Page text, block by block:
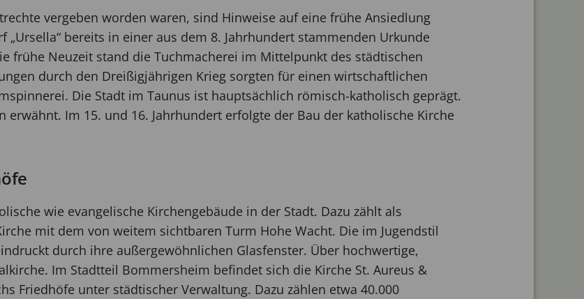
vergeben worden waren, sind Hinweise auf eine frühe Ansiedlung
bereits in einer aus dem 8. Jahrhundert stammenden Urkunde
frühe Neuzeit stand die Tuchmacherei im Mittelpunkt des städtischen
durch den Dreißigjährigen Krieg sorgten für einen wirtschaftlichen
Die Stadt im Taunus ist hauptsächlich römisch-katholisch geprägt.
erwähnt. Im 15. und 16. Jahrhundert erfolgte der Bau der katholische Kirche
wie evangelische Kirchengebäude in der Stadt. Dazu zählt als
mit dem von weitem sichtbaren Turm Hohe Wacht. Die im Jugendstil
durch ihre außergewöhnlichen Glasfenster. Über hochwertige,
Im Stadtteil Bommersheim befindet sich die Kirche St. Aureus &
Friedhöfe unter städtischer Verwaltung. Dazu zählen etwa 40.000